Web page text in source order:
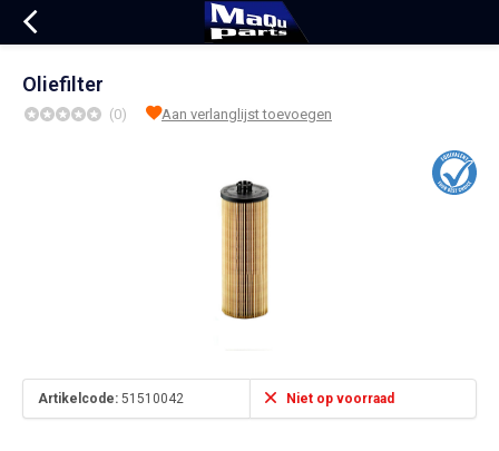
Oliefilter
(0) Aan verlanglijst toevoegen
Artikelcode: 51510042 Niet op voorraad